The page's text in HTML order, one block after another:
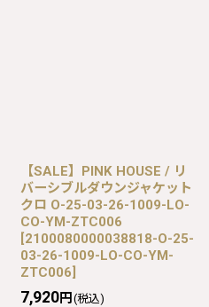
【SALE】PINK HOUSE / リ
バーシブルダウンジャケット
クロ O-25-03-26-1009-LO-
CO-YM-ZTC006
[2100080000038818-O-25-
03-26-1009-LO-CO-YM-
ZTC006]
7,920円 (税込)